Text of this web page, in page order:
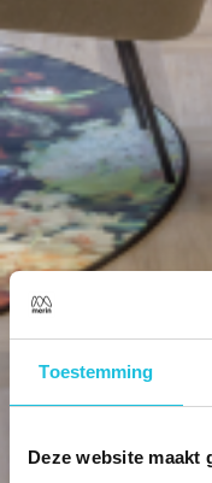
Toestemming
Deze website maakt